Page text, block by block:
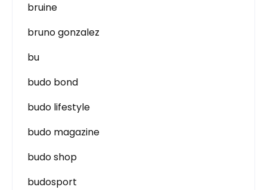
bruine
bruno gonzalez
bu
budo bond
budo lifestyle
budo magazine
budo shop
budosport